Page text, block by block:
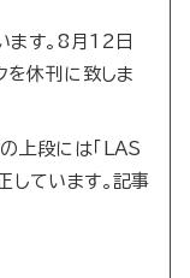
ます。8月12日
を休刊に致しま
上段には「LAS
しています。記事